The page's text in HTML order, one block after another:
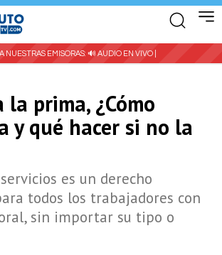
NUESTRAS EMISORAS: 🔊 AUDIO EN VIVO |
la prima, ¿Cómo
y qué hacer si no la
es un derecho
todos los trabajadores con
sin importar su tipo o